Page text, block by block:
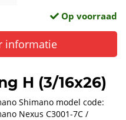
Op voorraad
informatie
H (3/16x26)
Shimano model code:
Nexus C3001-7C /